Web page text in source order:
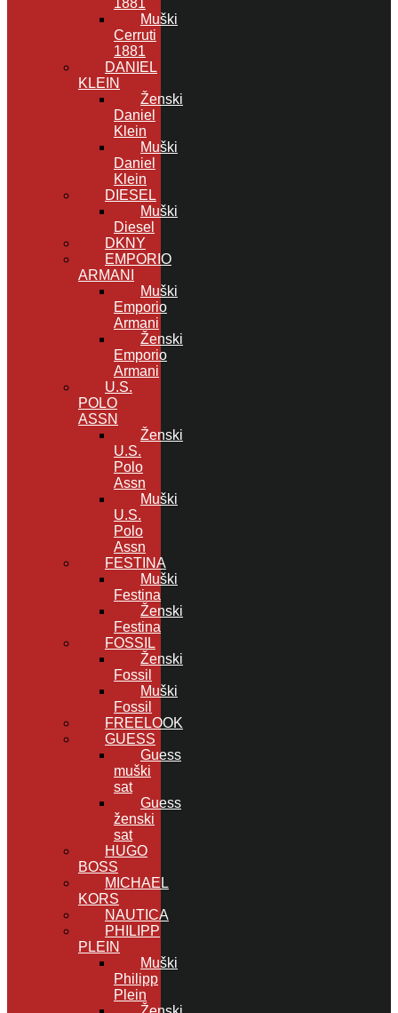
Muški
Cerruti
1881
DANIEL
KLEIN
Ženski
Daniel
Klein
Muški
Daniel
Klein
DIESEL
Muški
Diesel
DKNY
EMPORIO
ARMANI
Muški
Emporio
Armani
Ženski
Emporio
Armani
U.S.
POLO
ASSN
Ženski
U.S.
Polo
Assn
Muški
U.S.
Polo
Assn
FESTINA
Muški
Festina
Ženski
Festina
FOSSIL
Ženski
Fossil
Muški
Fossil
FREELOOK
GUESS
Guess
muški
sat
Guess
ženski
sat
HUGO
BOSS
MICHAEL
KORS
NAUTICA
PHILIPP
PLEIN
Muški
Philipp
Plein